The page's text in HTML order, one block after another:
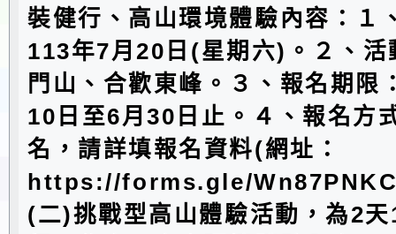
裝健行、高山環境體驗內容：１
113年7月20日(星期六)。２、活
門山、合歡東峰。３、報名期限
10日至6月30日止。４、報名方
名，請詳填報名資料(網址：
https://forms.gle/
(二)挑戰型高山體驗活動，為2